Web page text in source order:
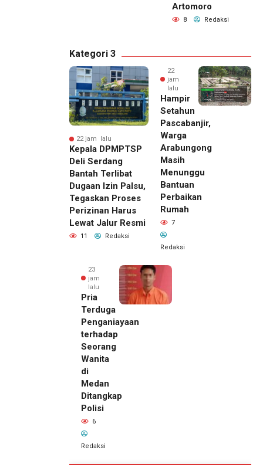
Artomoro
8 Redaksi
Kategori 3
22 jam lalu
Kepala DPMPTSP
Deli Serdang
Bantah Terlibat
Dugaan Izin Palsu,
Tegaskan Proses
Perizinan Harus
Lewat Jalur Resmi
11 Redaksi
22
jam
lalu
Hampir
Setahun
Pascabanjir,
Warga
Arabungong
Masih
Menunggu
Bantuan
Perbaikan
Rumah
7
Redaksi
23
jam
lalu
Pria
Terduga
Penganiayaan
terhadap
Seorang
Wanita
di
Medan
Ditangkap
Polisi
6
Redaksi
22 jam lalu